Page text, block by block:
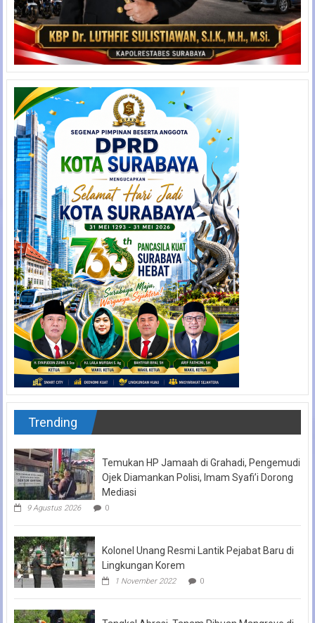
Trending
Temukan HP Jamaah di Grahadi, Pengemudi
Ojek Diamankan Polisi, Imam Syafi’i Dorong
Mediasi
9 Agustus 2026 0
Kolonel Unang Resmi Lantik Pejabat Baru di
Lingkungan Korem
1 November 2022 0